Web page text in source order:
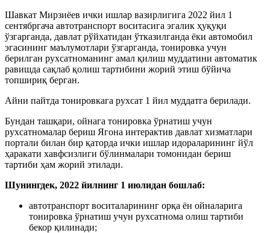
Шавкат Мирзиёев ички ишлар вазирлигига 2022 йил 1
сентябргача автотранспорт воситасига эгалик ҳуқуқи
ўзгарганда, давлат рўйхатидан ўтказилганда ёки автомобил
эгасининг маълумотлари ўзгарганда, тонировка учун
берилган рухсатноманинг амал қилиш муддатини автоматик
равишда сақлаб қолиш тартибини жорий этиш бўйича
топшириқ берган.
Айни пайтда тонировкага рухсат 1 йил муддатга берилади.
Бундан ташқари, ойнага тонировка ўрнатиш учун
рухсатномалар бериш Ягона интерактив давлат хизматлари
портали билан бир қаторда ички ишлар идораларининг йўл
ҳаракати хавфсизлиги бўлинмалари томонидан бериш
тартиби ҳам жорий этилади.
Шунингдек, 2022 йилнинг 1 июлидан бошлаб:
автотранспорт воситаларининг орқа ён ойналарига
тонировка ўрнатиш учун рухсатнома олиш тартиби
бекор қилинади;